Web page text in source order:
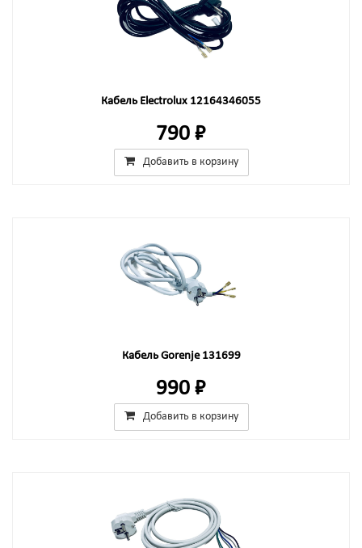
Кабель Electrolux 12164346055
790 ₽
Добавить в корзину
Кабель Gorenje 131699
990 ₽
Добавить в корзину